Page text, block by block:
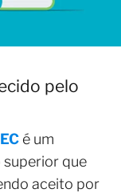
pelo
é um
que
aceito por